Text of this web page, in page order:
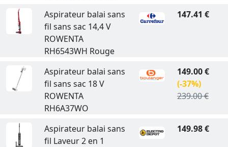
Aspirateur balai sans
fil sans sac 14,4 V
ROWENTA
RH6543WH Rouge
147.41 €
Aspirateur balai sans
fil sans sac 18 V
ROWENTA
RH6A37WO
149.00 €
(-37%)
239.00 €
Aspirateur balai sans
fil Laveur 2 en 1
149.98 €